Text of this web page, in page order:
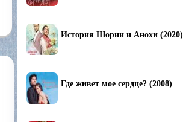
История Шории и Анохи (2020)
Где живет мое сердце? (2008)